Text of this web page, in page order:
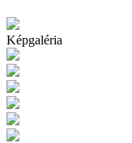
Képgaléria